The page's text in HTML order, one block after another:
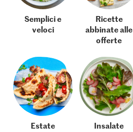
Semplici e
veloci
Ricette
abbinate alle
offerte
Estate Insalate